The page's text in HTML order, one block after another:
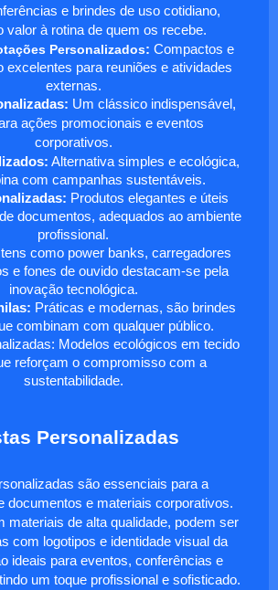
e brindes de uso cotidiano,
valor à rotina de quem os recebe.
Personalizados: Compactos e
excelentes para reuniões e atividades
externas.
Um clássico indispensável,
ações promocionais e eventos
corporativos.
Alternativa simples e ecológica,
com campanhas sustentáveis.
Produtos elegantes e úteis
documentos, adequados ao ambiente
profissional.
Itens como power banks, carregadores
e fones de ouvido destacam-se pela
inovação tecnológica.
Práticas e modernas, são brindes
combinam com qualquer público.
Modelos ecológicos em tecido
reforçam o compromisso com a
sustentabilidade.
Personalizadas
são essenciais para a
documentos e materiais corporativos.
materiais de alta qualidade, podem ser
com logotipos e identidade visual da
ideais para eventos, conferências e
um toque profissional e sofisticado.